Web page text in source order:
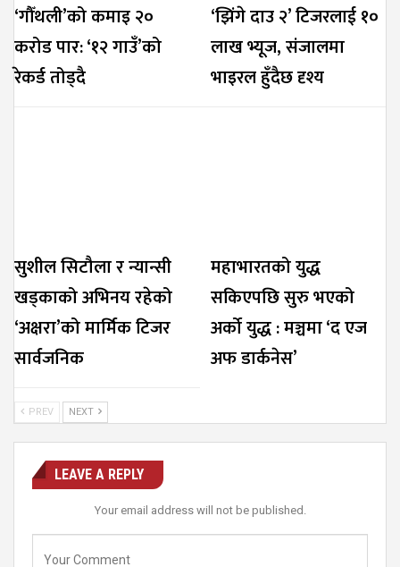
‘गौँथली’को कमाइ २०
करोड पार: ‘१२ गाउँ’को
रेकर्ड तोड्दै
‘झिंगे दाउ २’ टिजरलाई १०
लाख भ्यूज, संजालमा
भाइरल हुँदैछ दृश्य
सुशील सिटौला र न्यान्सी
खड्काको अभिनय रहेको
‘अक्षरा’को मार्मिक टिजर
सार्वजनिक
महाभारतको युद्ध
सकिएपछि सुरु भएको
अर्को युद्ध : मञ्चमा ‘द एज
अफ डार्कनेस’
PREV NEXT
LEAVE A REPLY
Your email address will not be published.